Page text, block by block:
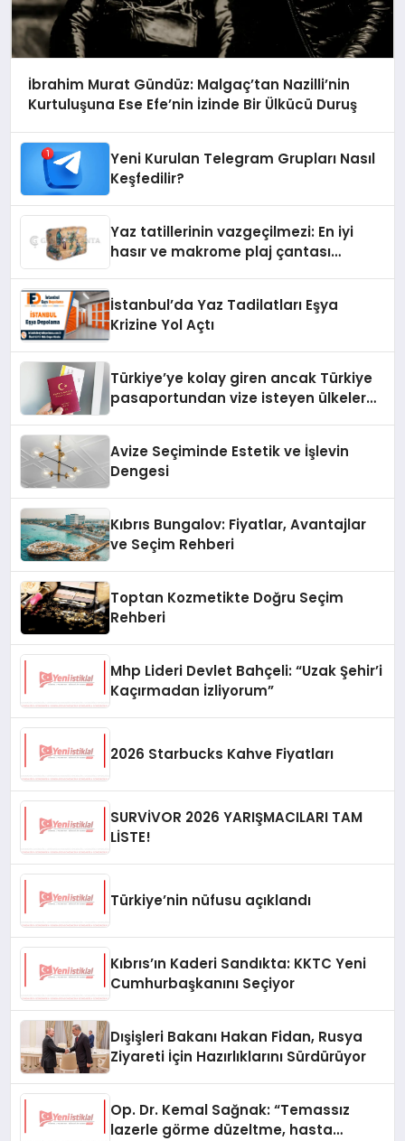
İbrahim Murat Gündüz: Malgaç’tan Nazilli’nin
Kurtuluşuna Ese Efe’nin İzinde Bir Ülkücü Duruş
Yeni Kurulan Telegram Grupları Nasıl
Keşfedilir?
Yaz tatillerinin vazgeçilmezi: En iyi
hasır ve makrome plaj çantası
İstanbul’da Yaz Tadilatları Eşya
Krizine Yol Açtı
Türkiye’ye kolay giren ancak Türkiye
pasaportundan vize isteyen ülkeler
Avize Seçiminde Estetik ve İşlevin
Dengesi
Kıbrıs Bungalov: Fiyatlar, Avantajlar
ve Seçim Rehberi
Toptan Kozmetikte Doğru Seçim
Rehberi
Mhp Lideri Devlet Bahçeli: “Uzak Şehir’i
Kaçırmadan İzliyorum”
2026 Starbucks Kahve Fiyatları
SURVİVOR 2026 YARIŞMACILARI TAM
LİSTE!
Türkiye’nin nüfusu açıklandı
Kıbrıs’ın Kaderi Sandıkta: KKTC Yeni
Cumhurbaşkanını Seçiyor
Dışişleri Bakanı Hakan Fidan, Rusya
Ziyareti İçin Hazırlıklarını Sürdürüyor
Op. Dr. Kemal Sağnak: “Temassız
lazerle görme düzeltme, hasta